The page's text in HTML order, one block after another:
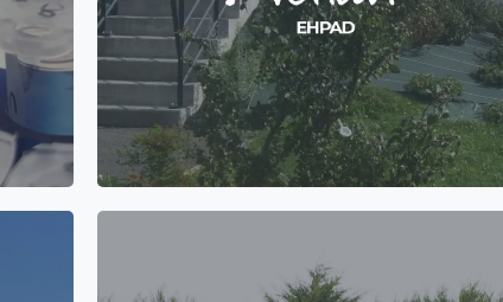
Création de site internet vitrine WordPress pour
l'EHPAD Vellavi à Saint-Didier-en-Velay